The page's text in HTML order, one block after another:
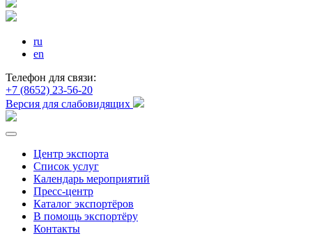
ru
en
Телефон для связи:
+7 (8652) 23-56-20
Версия для слабовидящих
Центр экспорта
Список услуг
Календарь мероприятий
Пресс-центр
Каталог экспортёров
В помощь экспортёру
Контакты